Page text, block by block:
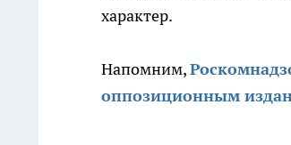
характер.
Напомним,
оппозиционным